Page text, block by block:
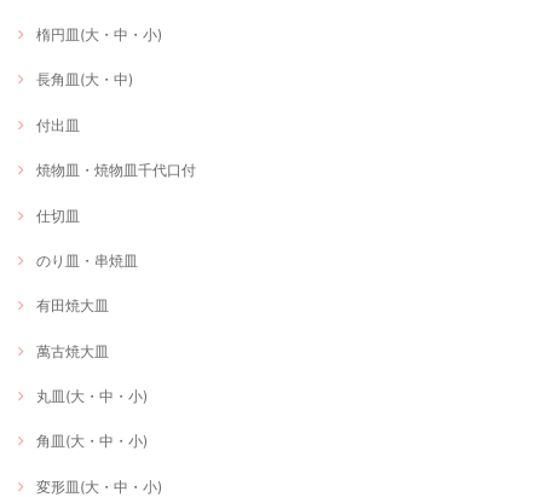
楕円皿(大・中・小)
長角皿(大・中)
付出皿
焼物皿・焼物皿千代口付
仕切皿
のり皿・串焼皿
有田焼大皿
萬古焼大皿
丸皿(大・中・小)
角皿(大・中・小)
変形皿(大・中・小)